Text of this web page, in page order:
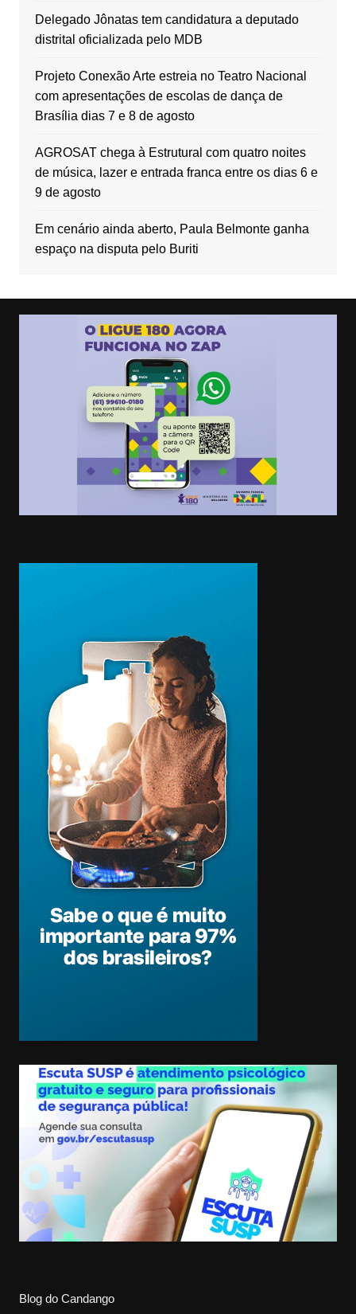
Delegado Jônatas tem candidatura a deputado
distrital oficializada pelo MDB
Projeto Conexão Arte estreia no Teatro Nacional
com apresentações de escolas de dança de
Brasília dias 7 e 8 de agosto
AGROSAT chega à Estrutural com quatro noites
de música, lazer e entrada franca entre os dias 6 e
9 de agosto
Em cenário ainda aberto, Paula Belmonte ganha
espaço na disputa pelo Buriti
Blog do Candango